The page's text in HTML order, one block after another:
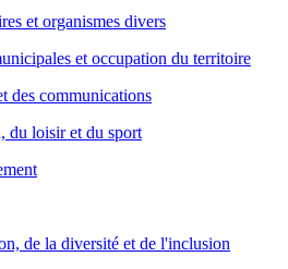
et organismes divers
et occupation du territoire
des communications
du loisir et du sport
de la diversité et de l'inclusion